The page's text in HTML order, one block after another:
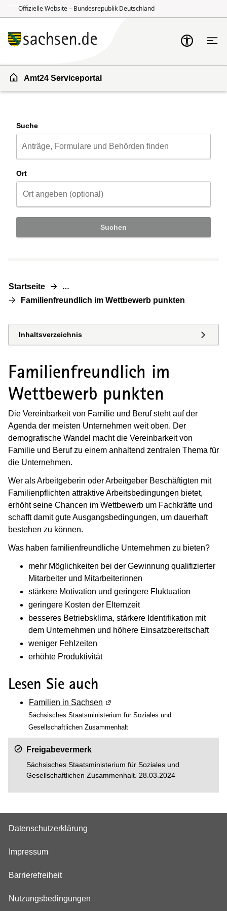
Offizielle Website – Bundesrepublik Deutschland
Amt24 Serviceportal
Suche
Ort
Suchen
Startseite …
Familienfreundlich im Wettbewerb punkten
Inhaltsverzeichnis
Familienfreundlich im
Wettbewerb punkten
Die Vereinbarkeit von Familie und Beruf steht auf der
Agenda der meisten Unternehmen weit oben. Der
demografische Wandel macht die Vereinbarkeit von
Familie und Beruf zu einem anhaltend zentralen Thema für
die Unternehmen.
Wer als Arbeitgeberin oder Arbeitgeber Beschäftigten mit
Familienpflichten attraktive Arbeitsbedingungen bietet,
erhöht seine Chancen im Wettbewerb um Fachkräfte und
schafft damit gute Ausgangsbedingungen, um dauerhaft
bestehen zu können.
Was haben familienfreundliche Unternehmen zu bieten?
mehr Möglichkeiten bei der Gewinnung qualifizierter
Mitarbeiter und Mitarbeiterinnen
stärkere Motivation und geringere Fluktuation
geringere Kosten der Elternzeit
besseres Betriebsklima, stärkere Identifikation mit
dem Unternehmen und höhere Einsatzbereitschaft
weniger Fehlzeiten
erhöhte Produktivität
Lesen Sie auch
Familien in Sachsen (Wird in einem neuen Fenster
Sächsisches Staatsministerium für Soziales und
Gesellschaftlichen Zusammenhalt
Freigabevermerk
Sächsisches Staatsministerium für Soziales und
Gesellschaftlichen Zusammenhalt. 28.03.2024
Datenschutzerklärung
Impressum
Barrierefreiheit
Nutzungsbedingungen